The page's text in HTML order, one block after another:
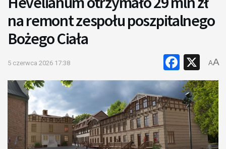
na remont zespołu poszpitalnego
Bożego Ciała
5 czerwca 2026 17:38 X
AA